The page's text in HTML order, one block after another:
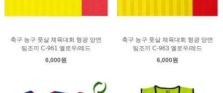
축구 농구 풋살 체육대회 형광 양면
팀조끼 C-961 옐로우/레드
6,000원
축구 농구 풋살 체육대회 형광 양면
팀조끼 C-963 옐로우/레드
6,000원